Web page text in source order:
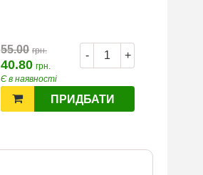
- +
55.00 грн.
40.80 грн.
Є в наявності
ПРИДБАТИ